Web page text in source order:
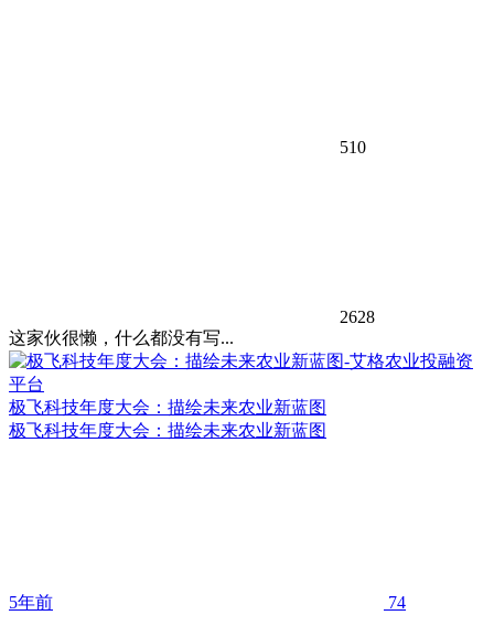
510
2628
这家伙很懒，什么都没有写...
极飞科技年度大会：描绘未来农业新蓝图
极飞科技年度大会：描绘未来农业新蓝图
5年前 74